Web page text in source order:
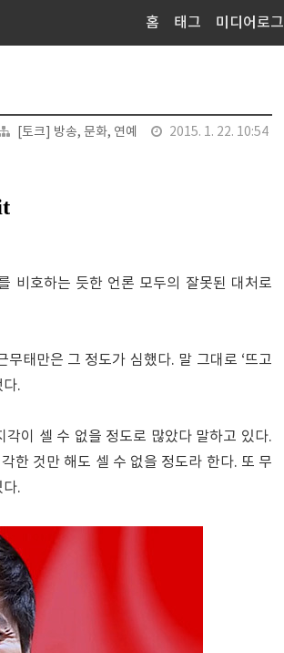
홈 태그 미디어로그
[토크] 방송, 문화, 연예 2015. 1. 22. 10:54
비호하는 듯한 언론 모두의 잘못된 대처로
태만은 그 정도가 심했다. 말 그대로 ‘뜨고
다.
이 셀 수 없을 정도로 많았다 말하고 있다.
한 것만 해도 셀 수 없을 정도라 한다. 또 무
.